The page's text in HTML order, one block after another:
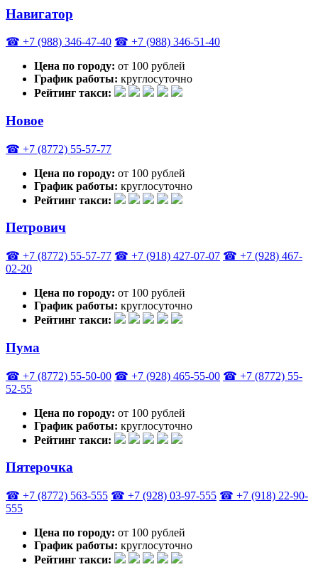
Навигатор
☎ +7 (988) 346-47-40 ☎ +7 (988) 346-51-40
Цена по городу: от 100 рублей
График работы: круглосуточно
Рейтинг такси:
Новое
☎ +7 (8772) 55-57-77
Цена по городу: от 100 рублей
График работы: круглосуточно
Рейтинг такси:
Петрович
☎ +7 (8772) 55-57-77 ☎ +7 (918) 427-07-07 ☎ +7 (928) 467-
02-20
Цена по городу: от 100 рублей
График работы: круглосуточно
Рейтинг такси:
Пума
☎ +7 (8772) 55-50-00 ☎ +7 (928) 465-55-00 ☎ +7 (8772) 55-
52-55
Цена по городу: от 100 рублей
График работы: круглосуточно
Рейтинг такси:
Пятерочка
☎ +7 (8772) 563-555 ☎ +7 (928) 03-97-555 ☎ +7 (918) 22-90-
555
Цена по городу: от 100 рублей
График работы: круглосуточно
Рейтинг такси: